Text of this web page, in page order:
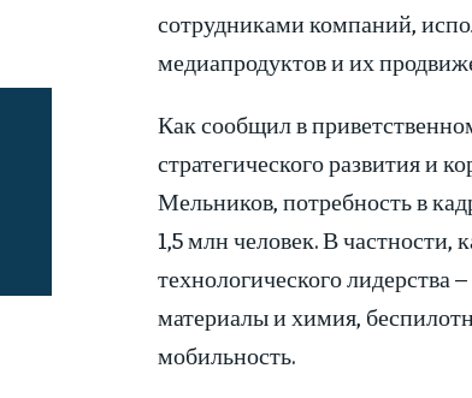
сотрудниками компаний,
медиапродуктов и их
Как сообщил в
стратегического развития и
Мельников, потребность в
1,5 млн человек. В частности,
технологического лидерства
материалы и химия,
мобильность.